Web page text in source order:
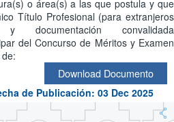
o área(s) a las que postula y que
Título Profesional (para extranjeros
convalidada
del Concurso de Méritos y Examen
Download Documento
de Publicación: 03 Dec 2025